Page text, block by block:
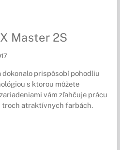
Master 2S
dokonalo prispôsobí pohodliu
s ktorou môžete
vám zľahčuje prácu
troch atraktívnych farbách.